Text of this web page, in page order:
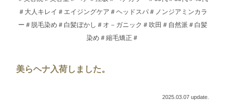
＃大人キレイ＃エイジングケア＃ヘッドスパ＃ノンジアミンカラ
ー＃脱毛染め＃白髪ぼかし＃オ－ガニック＃吹田＃自然派＃白髪
染め＃縮毛矯正＃
美らヘナ入荷しました。
2025.03.07 update.